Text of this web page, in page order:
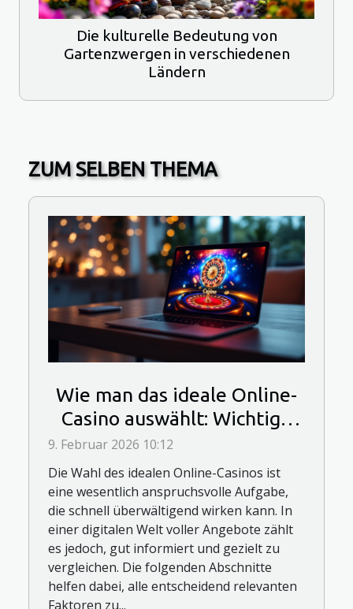
Die kulturelle Bedeutung von
Gartenzwergen in verschiedenen
Ländern
ZUM SELBEN THEMA
Wie man das ideale Online-
Casino auswählt: Wichtige
Entscheidungsfaktoren
9. Februar 2026 10:12
Die Wahl des idealen Online-Casinos ist
eine wesentlich anspruchsvolle Aufgabe,
die schnell überwältigend wirken kann. In
einer digitalen Welt voller Angebote zählt
es jedoch, gut informiert und gezielt zu
vergleichen. Die folgenden Abschnitte
helfen dabei, alle entscheidend relevanten
Faktoren zu...